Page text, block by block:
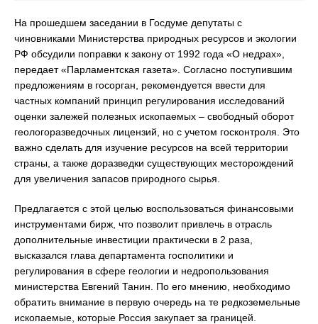
На прошедшем заседании в Госдуме депутаты с
чиновниками Министерства природных ресурсов и экологии
РФ обсудили поправки к закону от 1992 года «О недрах»,
передает «Парламентская газета». Согласно поступившим
предложениям в госорган, рекомендуется ввести для
частных компаний принцип регулирования исследований
оценки залежей полезных ископаемых – свободный оборот
геологоразведочных лицензий, но с учетом госконтроля. Это
важно сделать для изучение ресурсов на всей территории
страны, а также доразведки существующих месторождений
для увеличения запасов природного сырья.
Предлагается с этой целью воспользоваться финансовыми
инструментами бирж, что позволит привлечь в отрасль
дополнительные инвестиции практически в 2 раза,
высказался глава департамента госполитики и
регулирования в сфере геологии и недропользования
министерства Евгений Танин. По его мнению, необходимо
обратить внимание в первую очередь на те редкоземельные
ископаемые, которые Россия закупает за границей.